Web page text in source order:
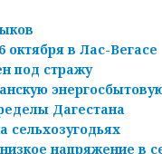
в Лас-Вегасе
под стражу
Дагестана
сельхозугодьях
напряжение в